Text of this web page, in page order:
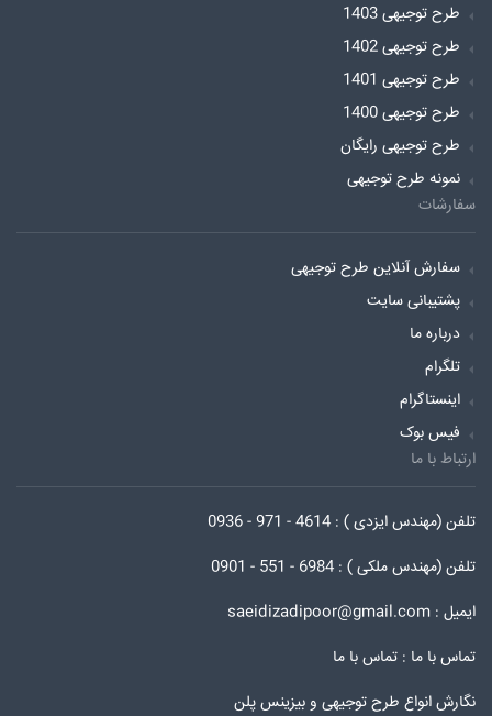
طرح توجیهی 1403
طرح توجیهی 1402
طرح توجیهی 1401
طرح توجیهی 1400
طرح توجیهی رایگان
نمونه طرح توجیهی
سفارشات
سفارش آنلاین طرح توجیهی
پشتیبانی سایت
درباره ما
تلگرام
اینستاگرام
فیس بوک
ارتباط با ما
تلفن (مهندس ایزدی ) : 4614 - 971 - 0936
تلفن (مهندس ملکی ) : 6984 - 551 - 0901
ایمیل : saeidizadipoor@gmail.com
تماس با ما : تماس با ما
نگارش انواع طرح توجیهی و بیزینس پلن